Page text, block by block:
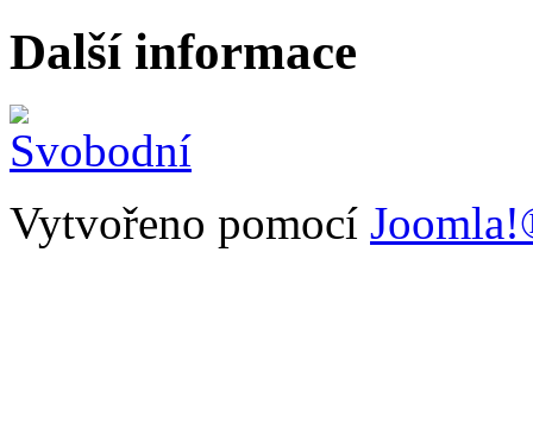
Další informace
Vytvořeno pomocí